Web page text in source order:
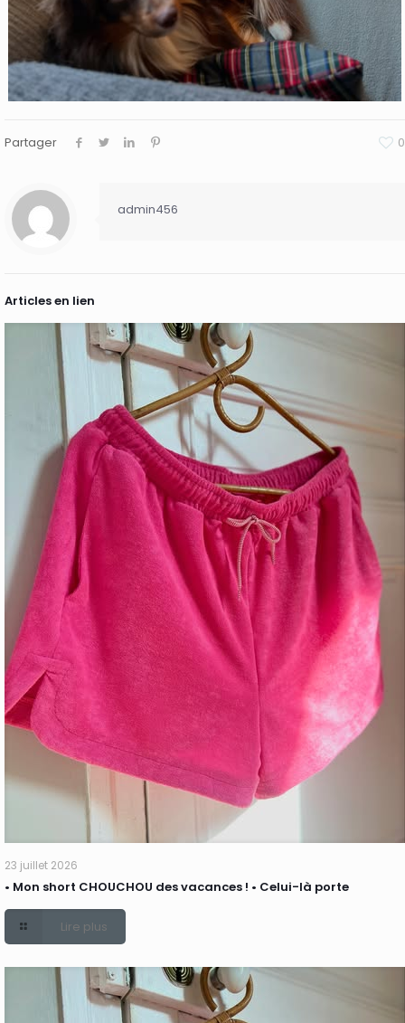
Partager 0
admin456
Articles en lien
23 juillet 2026
• Mon short CHOUCHOU des vacances ! • Celui-là porte
Lire plus